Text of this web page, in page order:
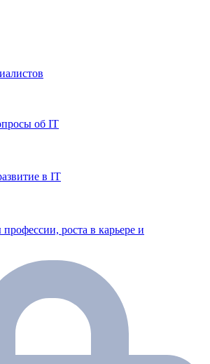
об IT
в IT
роста в карьере и